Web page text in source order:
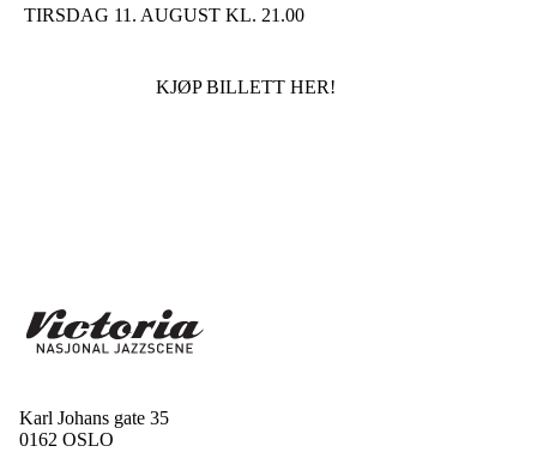
TIRSDAG 11. AUGUST KL. 21.00
KJØP BILLETT HER!
Karl Johans gate 35
0162 OSLO